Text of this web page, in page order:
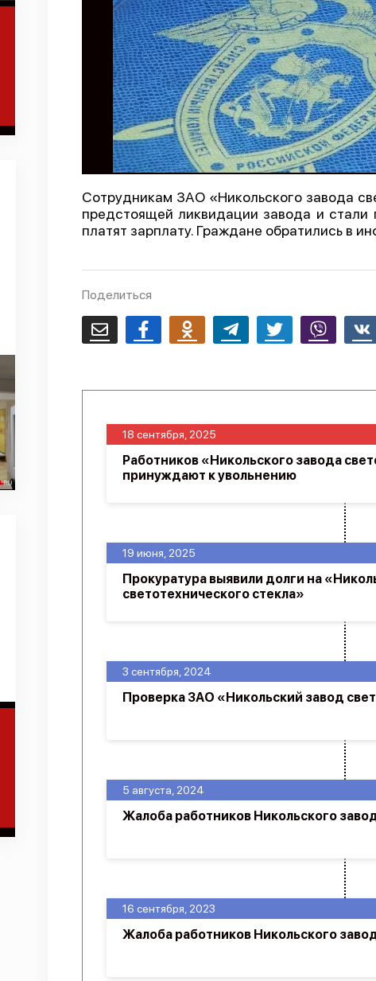
Сотрудникам ЗАО «Никольского завода
предстоящей ликвидации завода и
платят зарплату. Граждане обратились в
Поделиться
Email FacebookOdnoklassnikiTelegram Twitter Viber
16 сентября, 2023
Жалоба работников Никольского
5 августа, 2024
Жалоба работников Никольского
3 сентября, 2024
Проверка ЗАО «Никольский завод
19 июня, 2025
Прокуратура выявили долги на
светотехнического стекла»
18 сентября, 2025
Работников «Никольского завода
принуждают к увольнению